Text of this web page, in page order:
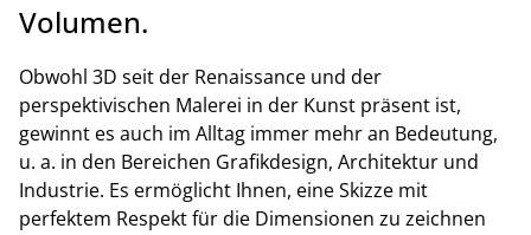
Volumen.
Obwohl 3D seit der Renaissance und der
perspektivischen Malerei in der Kunst präsent ist,
gewinnt es auch im Alltag immer mehr an Bedeutung,
u. a. in den Bereichen Grafikdesign, Architektur und
Industrie. Es ermöglicht Ihnen, eine Skizze mit
perfektem Respekt für die Dimensionen zu zeichnen